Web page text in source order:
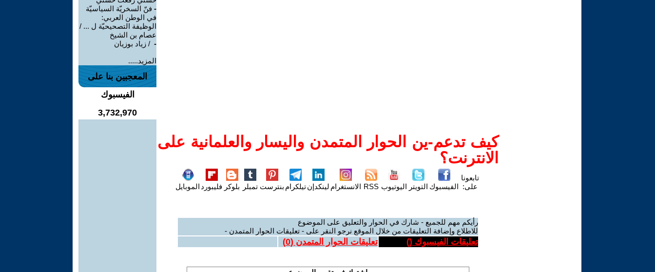
كيف تدعم-ين الحوار المتمدن واليسار والعلمانية على
الانترنت؟
تابعونا
على: الفيسبوك التويتر اليوتيوب RSS الانستغرام لينكدإنتيلكرام بنترست تمبلر بلوكر فليبورد الموبايل
رأيكم مهم للجميع - شارك في الحوار والتعليق على الموضوع
للاطلاع وإضافة التعليقات من خلال الموقع نرجو النقر على - تعليقات الحوار المتمدن -
تعليقات الفيسبوك () تعليقات الحوار المتمدن (0
)
- فنّ السخريّة السياسيّة
في الوطن العربي:
الوظيفة التصحيحيّة ل ... /
عصام بن الشيخ
- ‏ / زياد بوزيان
المزيد.....
المعجبين بنا على
الفيسبوك
3,732,970